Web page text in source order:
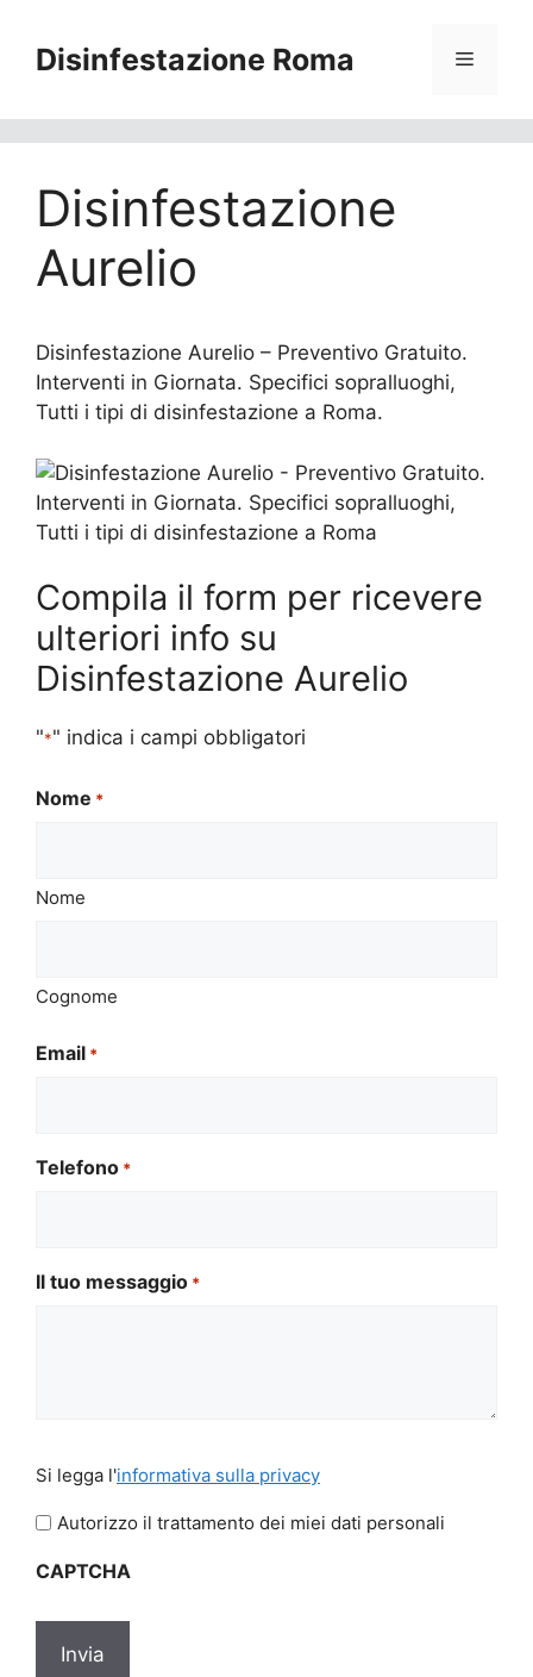
contenuto
Disinfestazione Roma Menu
Disinfestazione
Aurelio
Disinfestazione Aurelio – Preventivo Gratuito.
Interventi in Giornata. Specifici sopralluoghi,
Tutti i tipi di disinfestazione a Roma.
Compila il form per ricevere
ulteriori info su
Disinfestazione Aurelio
"*" indica i campi obbligatori
Nome *
Nome
Cognome
Email *
Telefono *
Il tuo messaggio *
legga
l'informativa
privacy
Si legga l'informativa sulla privacy
Autorizzo il trattamento dei miei dati personali
CAPTCHA